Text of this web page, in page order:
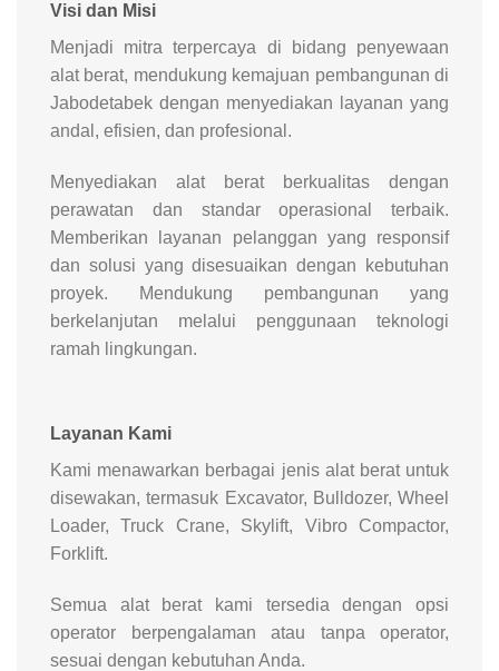
Visi dan Misi
Menjadi mitra terpercaya di bidang penyewaan
alat berat, mendukung kemajuan pembangunan di
Jabodetabek dengan menyediakan layanan yang
andal, efisien, dan profesional.
Menyediakan alat berat berkualitas dengan
perawatan dan standar operasional terbaik.
Memberikan layanan pelanggan yang responsif
dan solusi yang disesuaikan dengan kebutuhan
proyek. Mendukung pembangunan yang
berkelanjutan melalui penggunaan teknologi
ramah lingkungan.
Layanan Kami
Kami menawarkan berbagai jenis alat berat untuk
disewakan, termasuk Excavator, Bulldozer, Wheel
Loader, Truck Crane, Skylift, Vibro Compactor,
Forklift.
Semua alat berat kami tersedia dengan opsi
operator berpengalaman atau tanpa operator,
sesuai dengan kebutuhan Anda.